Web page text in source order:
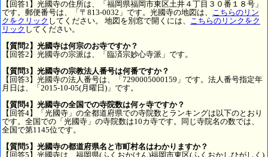
【回答1】光國寺の住所は、「福岡県福岡市東区土井４丁目３０番１８号」
です。郵便番号は、「〒813-0032」です。光國寺の地図は、 こちらのリン
クをクリック してください。 地図を別窓で開くには、 こちらのリンクをク
リック してください。
【質問2】光國寺は何宗のお寺ですか？
【回答2】光國寺の宗派は、「臨済宗妙心寺派」です。
【質問3】光國寺の宗教法人番号は何番ですか？
【回答3】光國寺の法人番号は、「7290005000159」です。法人番号指定年
月日は、「2015-10-05(月曜日)」です。
【質問4】光國寺の全国での寺院数は何ヶ寺ですか？
【回答4】「光國寺」の全都道府県での寺院数とランキングは以下のとおり
です。全国での「光國寺」の寺院数は10カ寺です。同じ寺院名の数では、
全国で第1145位です。
【質問5】光國寺の都道府県名と市町村名はわかりますか？
【回答5】光國寺は、福岡県(ふくおかけん)福岡市東区(ふくおかしひがしく)